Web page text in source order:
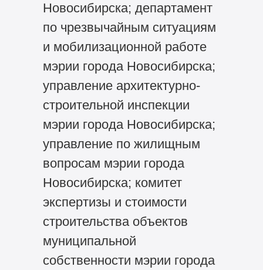
Новосибирска; департамент
по чрезвычайным ситуациям
и мобилизационной работе
мэрии города Новосибирска;
управление архитектурно-
строительной инспекции
мэрии города Новосибирска;
управление по жилищным
вопросам мэрии города
Новосибирска; комитет
экспертизы и стоимости
строительства объектов
муниципальной
собственности мэрии города